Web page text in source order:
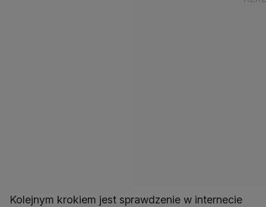
Kolejnym krokiem jest sprawdzenie w internecie